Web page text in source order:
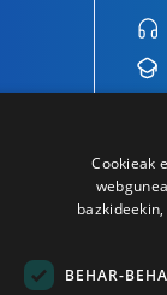
Cookieak
BEHAR-